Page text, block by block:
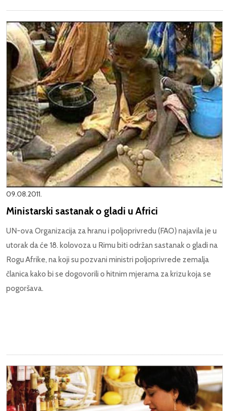
09.08.2011.
Ministarski sastanak o gladi u Africi
UN-ova Organizacija za hranu i poljoprivredu (FAO) najavila je u
utorak da će 18. kolovoza u Rimu biti održan sastanak o gladi na
Rogu Afrike, na koji su pozvani ministri poljoprivrede zemalja
članica kako bi se dogovorili o hitnim mjerama za krizu koja se
pogoršava.